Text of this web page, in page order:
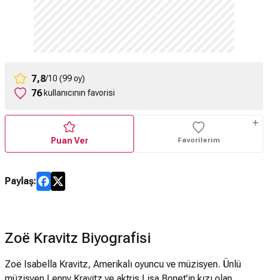
7,8/10 (99 oy)
76 kullanıcının favorisi
Puan Ver Favorilerim
Paylaş:
Zoë Kravitz Biyografisi
Zoë Isabella Kravitz, Amerikalı oyuncu ve müzisyen. Ünlü